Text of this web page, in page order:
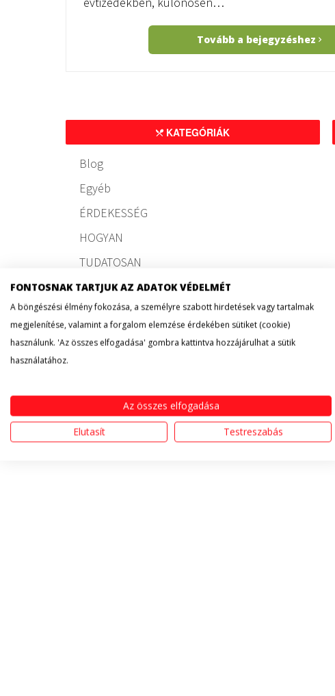
Tovább a bejegyzéshez
KATEGÓRIÁK
Blog
Egyéb
ÉRDEKESSÉG
HOGYAN
TUDATOSAN
FONTOSNAK TARTJUK AZ ADATOK VÉDELMÉT
A böngészési élmény fokozása, a személyre szabott hirdetések vagy tartalmak
megjelenítése, valamint a forgalom elemzése érdekében sütiket (cookie)
használunk. 'Az összes elfogadása' gombra kattintva hozzájárulhat a sütik
használatához.
Az összes elfogadása
Elutasít
Testreszabás